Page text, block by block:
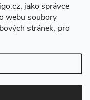
jako správce
webu soubory
stránek, pro
práva vyhrazena.